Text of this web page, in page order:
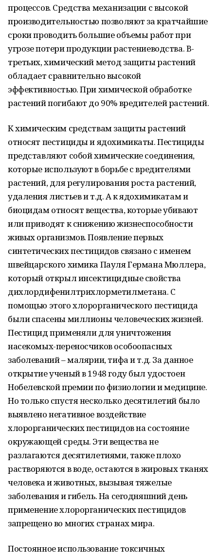
процессов. Средства механизации с высокой
производительностью позволяют за кратчайшие
сроки проводить большие объемы работ при
угрозе потери продукции растениеводства. В-
третьих, химический метод защиты растений
обладает сравнительно высокой
эффективностью. При химической обработке
растений погибают до 90% вредителей растений.
К химическим средствам защиты растений
относят пестициды и ядохимикаты. Пестициды
представляют собой химические соединения,
которые используют в борьбе с вредителями
растений, для регулирования роста растений,
удаления листьев и т.д. А к ядохимикатам и
биоцидам относят вещества, которые убивают
или приводят к снижению жизнеспособности
живых организмов. Появление первых
синтетических пестицидов связано с именем
швейцарского химика Пауля Германа Мюллера,
который открыл инсектицидные свойства
дихлордифенилтрихлорметилметана. С
помощью этого хлорорганического пестицида
были спасены миллионы человеческих жизней.
Пестицид применяли для уничтожения
насекомых-переносчиков особоопасных
заболеваний – малярии, тифа и т.д. За данное
открытие ученый в 1948 году был удостоен
Нобелевской премии по физиологии и медицине.
Но только спустя несколько десятилетий было
выявлено негативное воздействие
хлорорганических пестицидов на состояние
окружающей среды. Эти вещества не
разлагаются десятилетиями, также плохо
растворяются в воде, остаются в жировых тканях
человека и животных, вызывая тяжелые
заболевания и гибель. На сегодняшний день
применение хлорорганических пестицидов
запрещено во многих странах мира.
Постоянное использование токсичных